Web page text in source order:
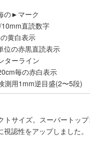
の►マーク
直読数字
黄白表示
位の赤黒直読表示
ターライン
毎の赤白表示
測用1mm逆目盛(2〜5段)
トサイズ。スーパートッ
認性をアップしました